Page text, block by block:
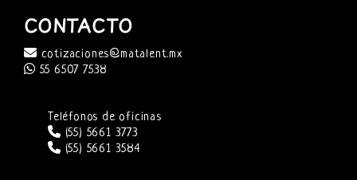
CONTACTO
cotizaciones@matalent.mx
55 6507 7538
Teléfonos de oficinas
(55) 5661 3773
(55) 5661 3584